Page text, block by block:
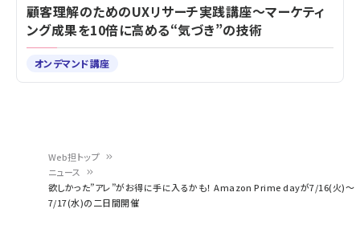
Web担トップ
ニュース
欲しかった”アレ”がお得に手に入るかも！ Amazon Prime dayが7/16(火)～
7/17(水)の二日間開催
顧客理解のためのUXリサーチ実践講座～マーケティ
ング成果を10倍に高める“気づき”の技術
オンデマンド講座